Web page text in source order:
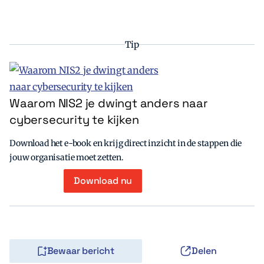
Tip
Waarom NIS2 je dwingt anders naar
cybersecurity te kijken
Download het e-book en krijg direct inzicht in de stappen die
jouw organisatie moet zetten.
Download nu
Bewaar bericht Delen